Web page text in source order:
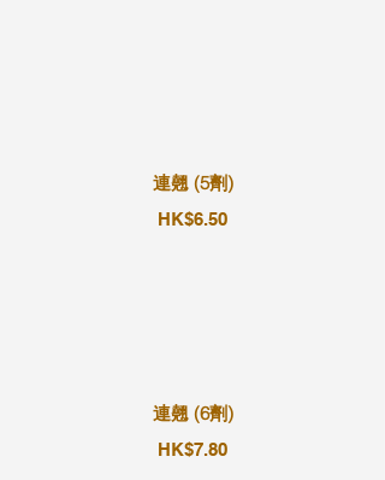
連翹 (5劑)
HK$6.50
連翹 (6劑)
HK$7.80